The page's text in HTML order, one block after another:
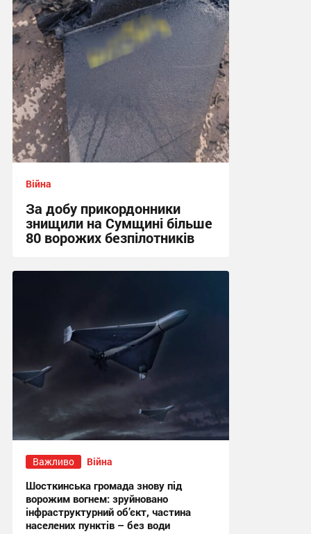
18:50 сьогодні
Війна
За добу прикордонники
знищили на Сумщині більше
80 ворожих безпілотників
Важливо Війна
Шосткинська громада знову під
ворожим вогнем: зруйновано
інфраструктурний об’єкт, частина
населених пунктів – без води